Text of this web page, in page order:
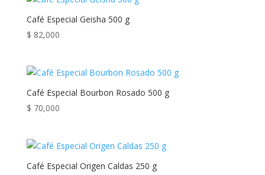
Café Especial Geisha 500 g
$ 82,000
Café Especial Bourbon Rosado 500 g
$ 70,000
Café Especial Origen Caldas 250 g